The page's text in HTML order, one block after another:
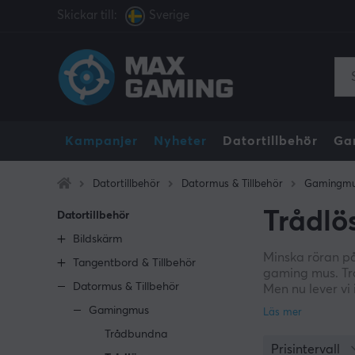
Skickar till: Sverige
Kampanjer Nyheter Datortillbehör
Datortillbehör Datormus & Tillbehör
Datortillbehör
Bildskärm
Tangentbord & Tillbehör
Datormus & Tillbehör
Gamingmus
Trådbundna
Minska röran
gaming mus.
Men nu lever
hänger
Prisintervall